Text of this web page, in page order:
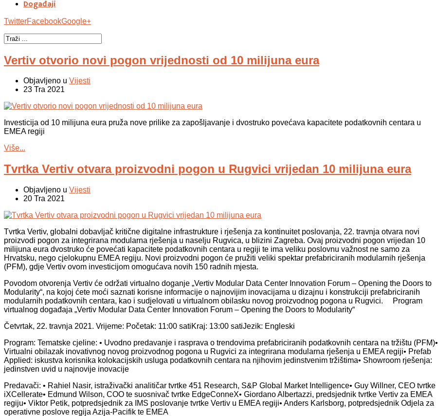
Događaji
TwitterFacebookGoogle+
Vertiv otvorio novi pogon vrijednosti od 10 milijuna eura
Objavljeno u Vijesti
23 Tra 2021
Investicija od 10 milijuna eura pruža nove prilike za zapošljavanje i dvostruko povećava kapacitete podatkovnih centara u
EMEA regiji
Više...
Tvrtka Vertiv otvara proizvodni pogon u Rugvici vrijedan 10 milijuna eura
Objavljeno u Vijesti
20 Tra 2021
Tvrtka Vertiv, globalni dobavljač kritične digitalne infrastrukture i rješenja za kontinuitet poslovanja, 22. travnja otvara novi
proizvodi pogon za integrirana modularna rješenja u naselju Rugvica, u blizini Zagreba. Ovaj proizvodni pogon vrijedan 10
milijuna eura dvostruko će povećati kapacitete podatkovnih centara u regiji te ima veliku poslovnu važnost ne samo za
Hrvatsku, nego cjelokupnu EMEA regiju. Novi proizvodni pogon će pružiti veliki spektar prefabriciranih modularnih rješenja
(PFM), gdje Vertiv ovom investicijom omogućava novih 150 radnih mjesta.
Povodom otvorenja Vertiv će održati virtualno doganje „Vertiv Modular Data Center Innovation Forum – Opening the Doors to
Modularity“, na kojoj ćete moći saznati korisne informacije o najnovijim inovacijama u dizajnu i konstrukciji prefabriciranih
modularnih podatkovnih centara, kao i sudjelovati u virtualnom obilasku novog proizvodnog pogona u Rugvici. Program
virtualnog događaja „Vertiv Modular Data Center Innovation Forum – Opening the Doors to Modularity“
Četvrtak, 22. travnja 2021. Vrijeme: Početak: 11:00 satiKraj: 13:00 satiJezik: Engleski
Program: Tematske cjeline: • Uvodno predavanje i rasprava o trendovima prefabriciranih podatkovnih centara na tržištu (PFM)•
Virtualni obilazak inovativnog novog proizvodnog pogona u Rugvici za integrirana modularna rješenja u EMEA regiji• Prefab
Applied: iskustva korisnika kolokacijskih usluga podatkovnih centara na njihovim jedinstvenim tržištima• Showroom rješenja:
jedinstven uvid u najnovije inovacije
Predavači: • Rahiel Nasir, istraživački analitičar tvrtke 451 Research, S&P Global Market Intelligence• Guy Willner, CEO tvrtke
iXCellerate• Edmund Wilson, COO te suosnivač tvrtke EdgeConneX• Giordano Albertazzi, predsjednik tvrtke Vertiv za EMEA
regiju• Viktor Petik, potpredsjednik za IMS poslovanje tvrtke Vertiv u EMEA regiji• Anders Karlsborg, potpredsjednik Odjela za
operativne poslove regija Azija-Pacifik te EMEA